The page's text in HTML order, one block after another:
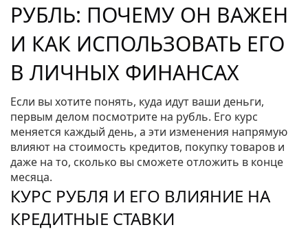
РУБЛЬ: ПОЧЕМУ ОН ВАЖЕН
И КАК ИСПОЛЬЗОВАТЬ ЕГО
В ЛИЧНЫХ ФИНАНСАХ
Если вы хотите понять, куда идут ваши деньги,
первым делом посмотрите на рубль. Его курс
меняется каждый день, а эти изменения напрямую
влияют на стоимость кредитов, покупку товаров и
даже на то, сколько вы сможете отложить в конце
месяца.
КУРС РУБЛЯ И ЕГО ВЛИЯНИЕ НА
КРЕДИТНЫЕ СТАВКИ